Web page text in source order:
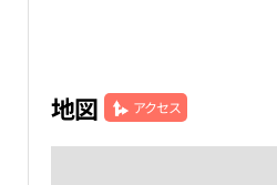
地図 アクセス